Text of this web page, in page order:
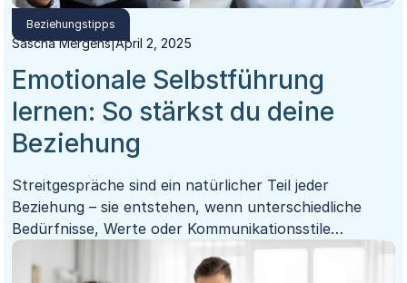
Beziehungstipps
Sascha Mergens|April 2, 2025
Emotionale Selbstführung
lernen: So stärkst du deine
Beziehung
Streitgespräche sind ein natürlicher Teil jeder
Beziehung – sie entstehen, wenn unterschiedliche
Bedürfnisse, Werte oder Kommunikationsstile
aufeinandertreffen. Oft beginnen sie mit kleinen
Missverständnissen, die schnell zu emotionalen